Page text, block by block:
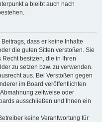
a bleibt auch nach
dass er keine Inhalte
die guten Sitten verstoßen. Sie
besitzen, die in Ihren
zu setzen bzw. zu verwenden.
aus. Bei Verstößen gegen
im Board veröffentlichten
zeitweise oder
ausschließen und Ihnen ein
keine Verantwortung für